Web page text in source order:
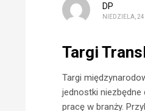
DP
NIEDZIELA,
Targi
Targi
jednostki
pracę w branży.